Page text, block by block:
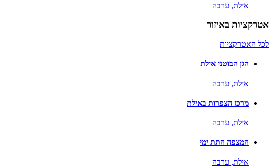
אילת, ערבה
אטרקציות באיזור
לכל האטרקציות
הגן הבוטני אילת
אילת, ערבה
מרכז הצפרות באילת
אילת, ערבה
המצפה התת ימי
אילת, ערבה